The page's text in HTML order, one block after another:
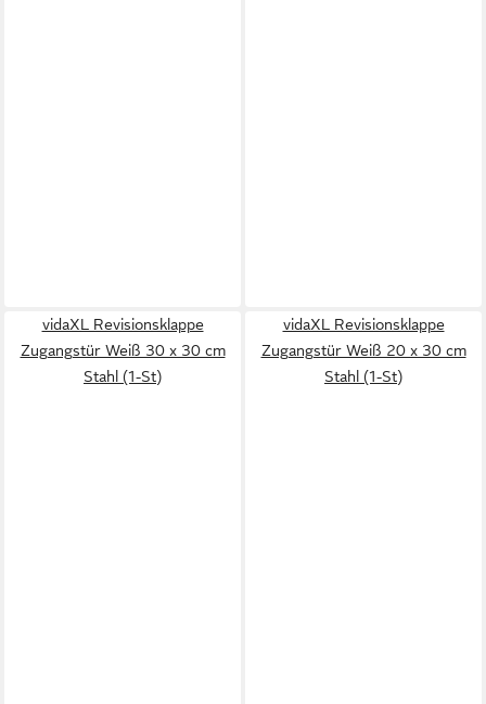
vidaXL Revisionsklappe
Zugangstür Weiß 30 x 30 cm
Stahl (1-St)
vidaXL Revisionsklappe
Zugangstür Weiß 20 x 30 cm
Stahl (1-St)